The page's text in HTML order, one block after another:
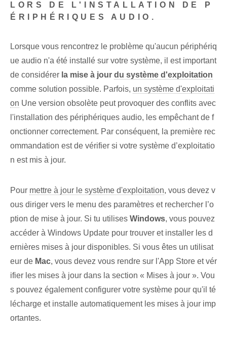
LORS DE L'INSTALLATION DE P
ÉRIPHÉRIQUES AUDIO.
Lorsque vous rencontrez le problème qu'aucun périphériq
ue audio n'a été installé sur votre système, il est important
de considérer la mise à jour du système d'exploitation
comme solution possible.‌ Parfois, un système d'exploitati
on Une version obsolète peut provoquer des conflits avec
l'installation des périphériques audio, les empêchant de f
onctionner correctement. Par conséquent⁢, la première rec
ommandation est de vérifier si votre système d’exploitatio
n est mis à jour.
Pour mettre à jour le système d'exploitation, vous devez v
ous diriger vers le menu des paramètres et rechercher l’o
ption de mise à jour. Si tu utilises Windows, vous pouvez
accéder à Windows Update pour ⁢trouver et ⁣installer⁢ les d
ernières mises à jour disponibles. Si vous êtes un utilisat
eur de Mac, vous devez vous rendre sur l'App Store et vér
ifier les mises à jour dans la section « Mises à jour ». Vou
s pouvez également configurer votre système pour qu'il té
lécharge et installe automatiquement les mises à jour imp
ortantes.